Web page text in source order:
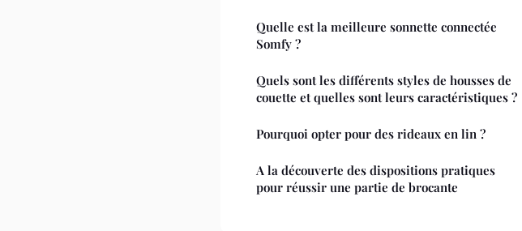
Quelle est la meilleure sonnette connectée
Somfy ?
Quels sont les différents styles de housses de
couette et quelles sont leurs caractéristiques ?
Pourquoi opter pour des rideaux en lin ?
A la découverte des dispositions pratiques
pour réussir une partie de brocante